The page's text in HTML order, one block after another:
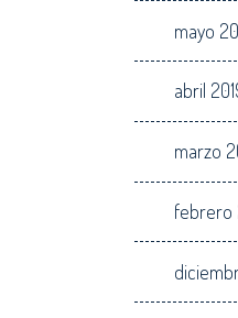
mayo
abril
marzo
febrero